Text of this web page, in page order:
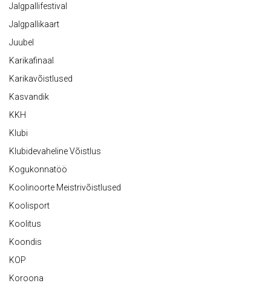
Jalgpallifestival
Jalgpallikaart
Juubel
Karikafinaal
Karikavõistlused
Kasvandik
KKH
Klubi
Klubidevaheline Võistlus
Kogukonnatöö
Koolinoorte Meistrivõistlused
Koolisport
Koolitus
Koondis
KOP
Koroona